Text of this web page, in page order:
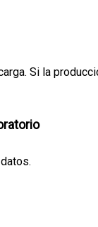
Si la